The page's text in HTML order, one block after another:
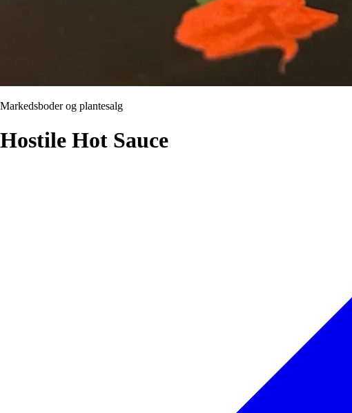
Markedsboder og plantesalg
Hostile Hot Sauce